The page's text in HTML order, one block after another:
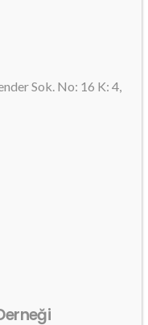
Sok. No: 16 K: 4,